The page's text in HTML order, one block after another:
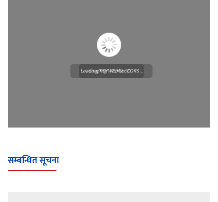
Loading WEBGL 3D ...
Loading PDF Worker CORS ...
सम्बन्धित सूचना